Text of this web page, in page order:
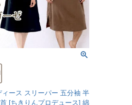
ィース スリーパー 五分袖 半
[ちきりんプロデュース] 綿